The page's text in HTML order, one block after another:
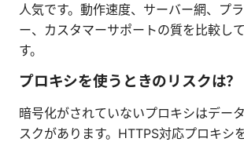
人気です。動作速度、サーバー網、プ
ー、カスタマーサポートの質を比較し
す。
プロキシを使うときのリスクは？
暗号化がされていないプロキシはデー
スクがあります。HTTPS対応プロキシ